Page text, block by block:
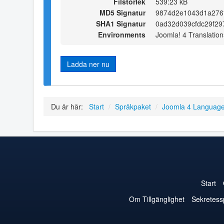
MD5 Signatur
SHA1 Signatur
Environments
Joomla! 4
Ladda ner nu
Du är här: Start / Språkpaket / Joomla 4
Start
Om Tillgänglighet